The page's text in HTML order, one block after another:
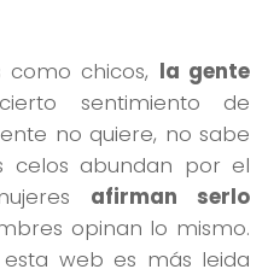
como chicos, la gente
sentimiento de
no quiere, no sabe
abundan por el
afirman serlo
opinan lo mismo.
web es más leida